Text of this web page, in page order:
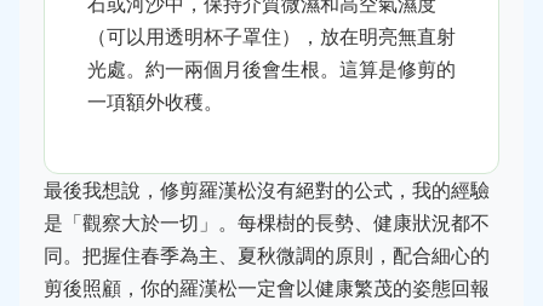
（可以用透明杯子罩住），放在明亮無直射
光處。約一兩個月後會生根。這算是修剪的
一項額外收穫。
最後我想說，修剪羅漢松沒有絕對的公式，我的經驗
是「觀察大於一切」。每棵樹的長勢、健康狀況都不
同。把握住春季為主、夏秋微調的原則，配合細心的
剪後照顧，你的羅漢松一定會以健康繁茂的姿態回報